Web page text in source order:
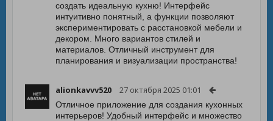
создать идеальную кухню! Интерфейс
интуитивно понятный, а функции позволяют
экспериментировать с расстановкой мебели и
декором. Много вариантов стилей и
материалов. Отличный инструмент для
планирования и визуализации пространства!
alionkavvv520 27 октября 2025 01:01
Отличное приложение для создания кухонных
интерьеров! Удобный интерфейс и множество